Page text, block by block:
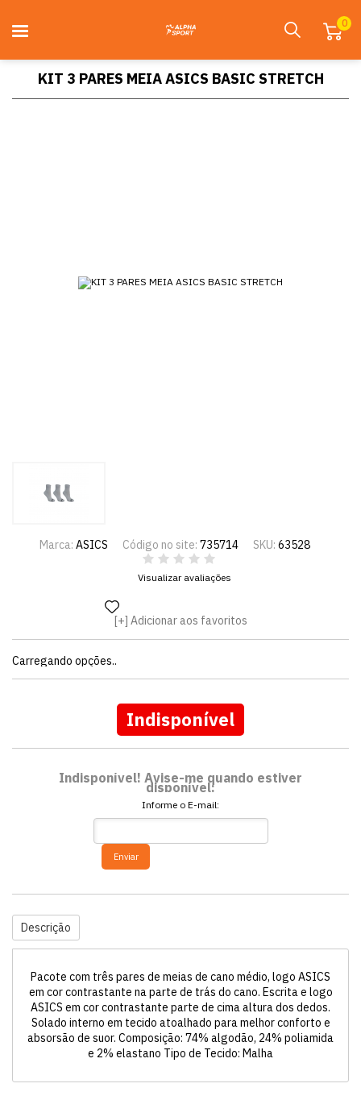
0
KIT 3 PARES MEIA ASICS BASIC STRETCH
Marca: ASICS Código no site: 735714 SKU: 63528
Visualizar avaliações
Adicionar aos favoritos
Carregando opções..
Indisponível
Indisponível! Avise-me quando estiver
disponível:
Informe o E-mail:
Enviar
Descrição
Pacote com três pares de meias de cano médio, logo ASICS
em cor contrastante na parte de trás do cano. Escrita e logo
ASICS em cor contrastante parte de cima altura dos dedos.
Solado interno em tecido atoalhado para melhor conforto e
absorsão de suor. Composição: 74% algodão, 24% poliamida
e 2% elastano Tipo de Tecido: Malha